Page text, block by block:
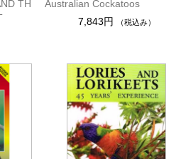
TH
Australian Cockatoos
7,843円
（税込み）